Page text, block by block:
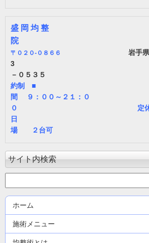
盛 岡 均 整
院
〒 ０２０-０８６６
岩手県盛岡市
3 ℡ ０１９－
－０５３５
■
約制 ■ 施
間 ９：００～２１：０
０ 定休日
日 駐
場 ２台可
サイト内検索
ホーム
施術メニュー